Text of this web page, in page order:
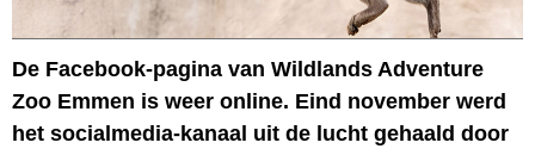
De Facebook-pagina van Wildlands Adventure
Zoo Emmen is weer online. Eind november werd
het socialmedia-kanaal uit de lucht gehaald door